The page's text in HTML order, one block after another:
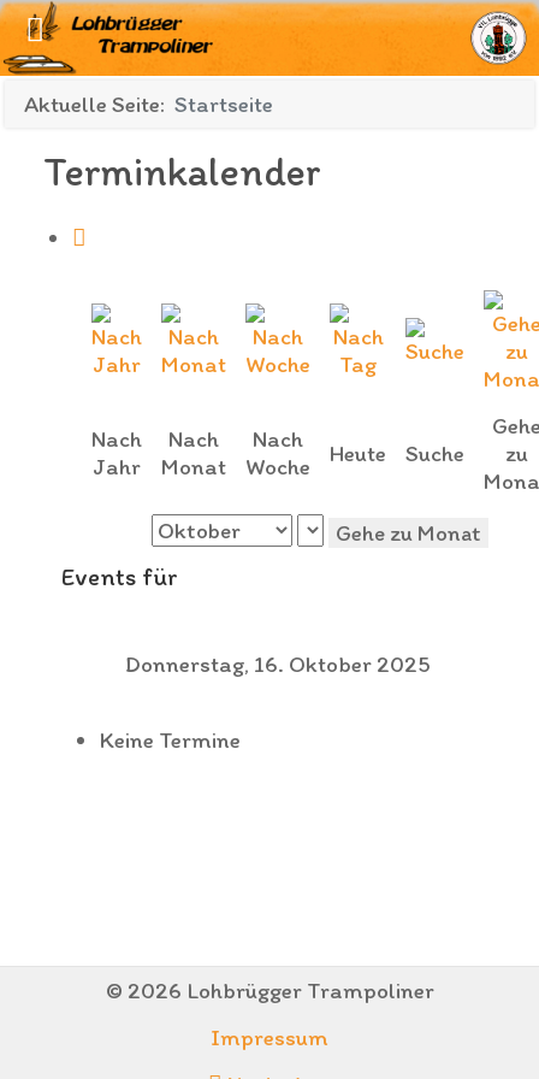
Aktuelle Seite: Startseite
Terminkalender
Nach
Jahr
Nach
Monat
Nach
Woche
Heute Suche
zu
Gehe zu Monat
Events für
Donnerstag, 16. Oktober 2025
Keine Termine
© 2026 Lohbrügger Trampoliner
Impressum